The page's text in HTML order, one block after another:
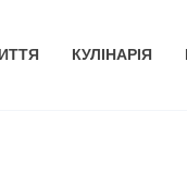
КУЛІНАРІЯ